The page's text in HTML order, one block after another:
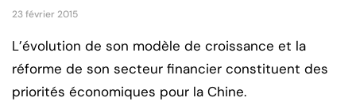
23 février 2015
L’évolution de son modèle de croissance et la
réforme de son secteur financier constituent des
priorités économiques pour la Chine.